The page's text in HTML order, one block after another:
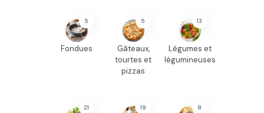
5
Fondues
5
Gâteaux,
tourtes et
pizzas
13
Légumes et
légumineuses
21 19 8